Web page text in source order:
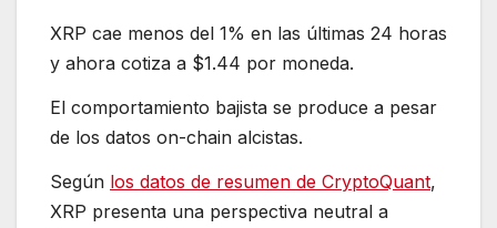
XRP cae menos del 1% en las últimas 24 horas
y ahora cotiza a $1.44 por moneda.
El comportamiento bajista se produce a pesar
de los datos on-chain alcistas.
Según los datos de resumen de CryptoQuant,
XRP presenta una perspectiva neutral a